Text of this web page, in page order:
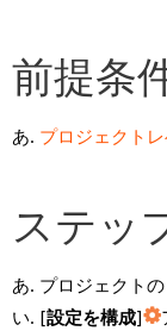
前提条
プロジェクト
ステッ
プロジェクト
[設定を構成]